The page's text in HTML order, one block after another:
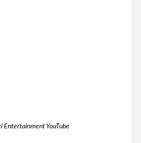
Entertainment YouTube